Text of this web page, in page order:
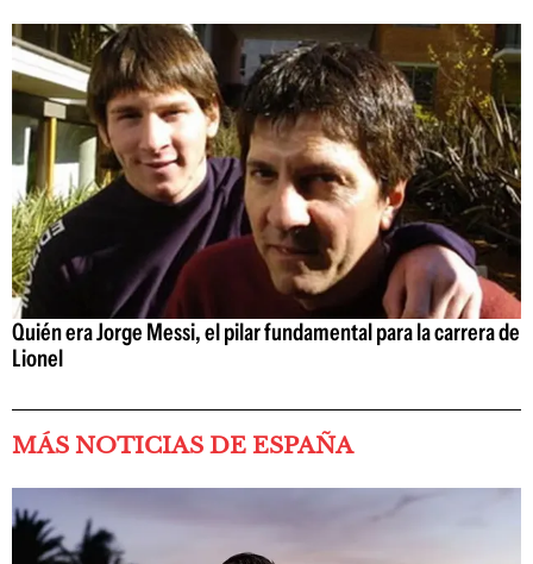
Quién era Jorge Messi, el pilar fundamental para la carrera de
Lionel
MÁS NOTICIAS DE ESPAÑA